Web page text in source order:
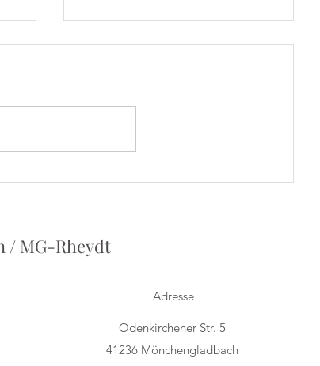
Irish Folk im Trostraum
/ MG-Rheydt
Adresse
Odenkirchener Str. 5
41236 Mönchengladbach